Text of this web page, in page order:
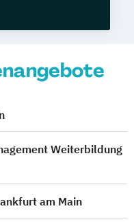
Weiterbildung
am Main